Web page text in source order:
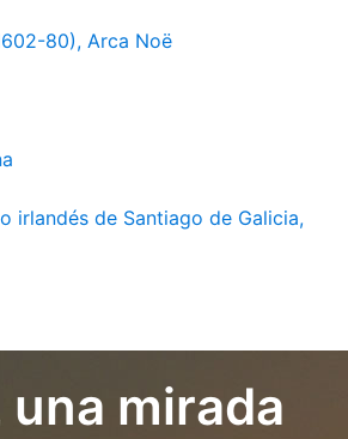
80), Arca Noë
irlandés de Santiago de Galicia,
mirada